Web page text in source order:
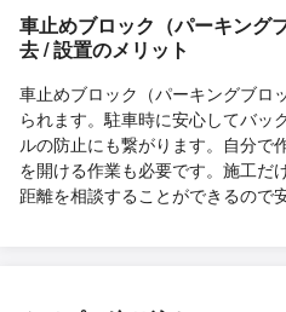
車止めブロック（パーキング
去 / 設置のメリット
車止めブロック（パーキングブロ
られます。駐車時に安心してバッ
ルの防止にも繋がります。自分で
を開ける作業も必要です。施工だ
距離を相談することができるので